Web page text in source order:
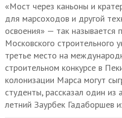
«Мост через каньоны и
для марсоходов и другой
освоения» — так называется
Московского строительного
третье место на
строительном конкурсе в
колонизации Марса могут
студенты, рассказал один
летний Заурбек Гадаборшев